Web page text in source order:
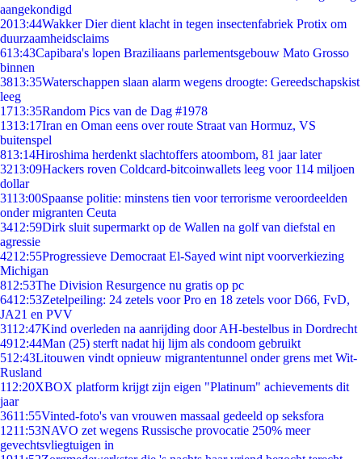
aangekondigd
2013:44Wakker Dier dient klacht in tegen insectenfabriek Protix om
duurzaamheidsclaims
613:43Capibara's lopen Braziliaans parlementsgebouw Mato Grosso
binnen
3813:35Waterschappen slaan alarm wegens droogte: Gereedschapskist
leeg
1713:35Random Pics van de Dag #1978
1313:17Iran en Oman eens over route Straat van Hormuz, VS
buitenspel
813:14Hiroshima herdenkt slachtoffers atoombom, 81 jaar later
3213:09Hackers roven Coldcard-bitcoinwallets leeg voor 114 miljoen
dollar
3113:00Spaanse politie: minstens tien voor terrorisme veroordeelden
onder migranten Ceuta
3412:59Dirk sluit supermarkt op de Wallen na golf van diefstal en
agressie
4212:55Progressieve Democraat El-Sayed wint nipt voorverkiezing
Michigan
812:53The Division Resurgence nu gratis op pc
6412:53Zetelpeiling: 24 zetels voor Pro en 18 zetels voor D66, FvD,
JA21 en PVV
3112:47Kind overleden na aanrijding door AH-bestelbus in Dordrecht
4912:44Man (25) sterft nadat hij lijm als condoom gebruikt
512:43Litouwen vindt opnieuw migrantentunnel onder grens met Wit-
Rusland
112:20XBOX platform krijgt zijn eigen "Platinum" achievements dit
jaar
3611:55Vinted-foto's van vrouwen massaal gedeeld op seksfora
1211:53NAVO zet wegens Russische provocatie 250% meer
gevechtsvliegtuigen in